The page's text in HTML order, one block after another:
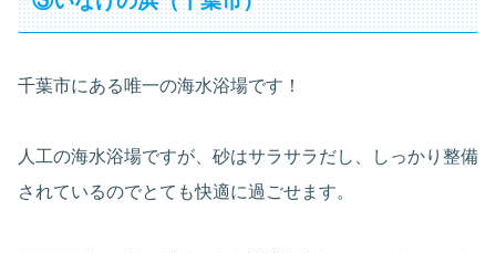
千葉市にある唯一の海水浴場です！
人工の海水浴場ですが、砂はサラサラだし、しっかり整備
されているのでとても快適に過ごせます。